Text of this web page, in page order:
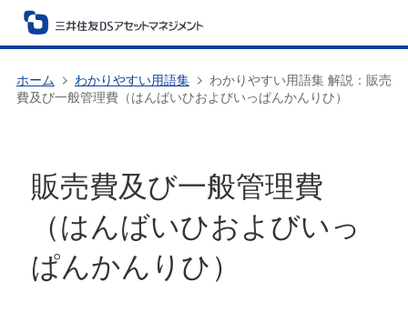
ホーム わかりやすい用語集
わかりやすい用語集 解説：販売
費及び一般管理費（はんばいひおよびいっぱんかんりひ）
販売費及び一般管理費
（はんばいひおよびいっ
ぱんかんりひ）